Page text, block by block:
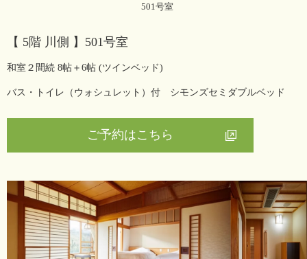
501号室
【 5階 川側 】501号室
和室２間続 8帖＋6帖 (ツインベッド)
バス・トイレ（ウォシュレット）付 シモンズセミダブルベッド
ご予約はこちら